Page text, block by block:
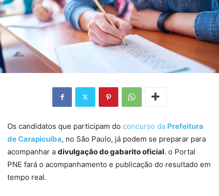
Os candidatos que participam do concurso da Prefeitura
de Carapicuíba, no São Paulo, já podem se preparar para
acompanhar a divulgação do gabarito oficial. o Portal
PNE fará o acompanhamento e publicação do resultado em
tempo real.